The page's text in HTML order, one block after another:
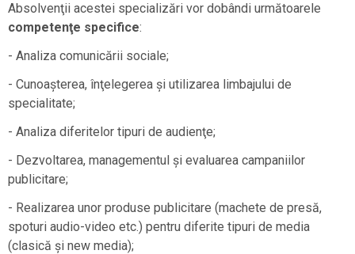
Absolvenţii acestei specializări vor dobândi următoarele
competenţe specifice:
- Analiza comunicării sociale;
- Cunoaşterea, înţelegerea şi utilizarea limbajului de
specialitate;
- Analiza diferitelor tipuri de audienţe;
- Dezvoltarea, managementul şi evaluarea campaniilor
publicitare;
- Realizarea unor produse publicitare (machete de presă,
spoturi audio-video etc.) pentru diferite tipuri de media
(clasică şi new media);